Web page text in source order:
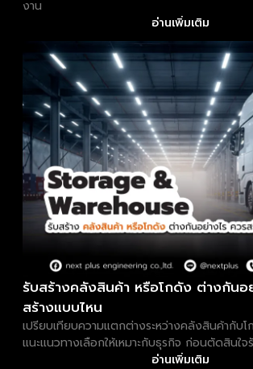
งาน
อ่านเพิ่มเติม
รับสร้างคลังสินค้า หรือโกดัง ต่างกันอ
สร้างแบบไหน
เปรียบเทียบความแตกต่างระหว่างคลังสินค้ากับ
แนะแนวทางเลือกให้เหมาะกับธุรกิจ ก่อนตัดสินใ
อ่านเพิ่มเติม